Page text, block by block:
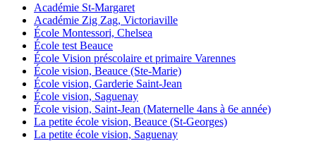
Académie St-Margaret
Académie Zig Zag, Victoriaville
École Montessori, Chelsea
École test Beauce
École Vision préscolaire et primaire Varennes
École vision, Beauce (Ste-Marie)
École vision, Garderie Saint-Jean
École vision, Saguenay
École vision, Saint-Jean (Maternelle 4ans à 6e année)
La petite école vision, Beauce (St-Georges)
La petite école vision, Saguenay